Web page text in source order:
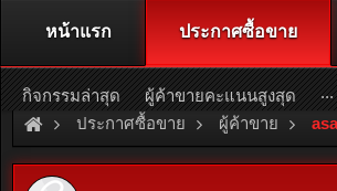
ติดต่อลงโฆษณา racingweb@gmail.com
หรื
หรืออ่านรายละเอียดเพิ่มเติม
ประกาศซื้อขาย ผู้ค้าขาย
หน้าแรก ประกาศซื้อขาย
กิจกรรมล่าสุด ผู้ค้าขายคะแนนสูงสุด ...